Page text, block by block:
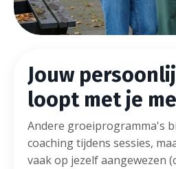
Jouw
loopt met je
Andere groeiprogramma's
coaching tijdens sessies,
vaak op jezelf aangewezen